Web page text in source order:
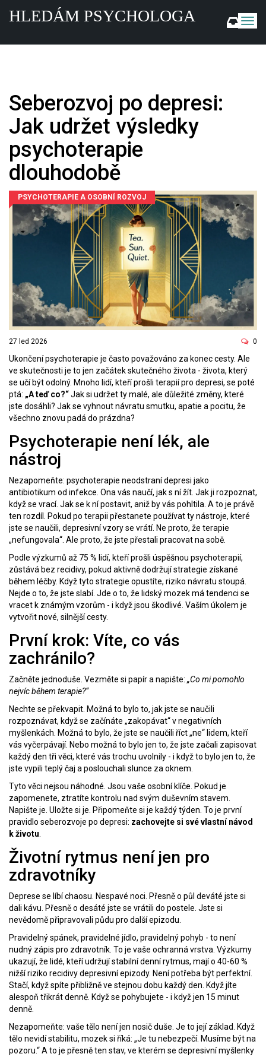
Z
b
i
HLEDÁM PSYCHOLOGA
Seberozvoj po depresi:
Jak udržet výsledky
psychoterapie
dlouhodobě
PSYCHOTERAPIE A OSOBNÍ ROZVOJ
27 led 2026 0
Ukončení psychoterapie je často považováno za konec cesty. Ale
ve skutečnosti je to jen začátek skutečného života - života, který
se učí být odolný. Mnoho lidí, kteří prošli terapií pro depresi, se poté
ptá: „A teď co?“Jak si udržet ty malé, ale důležité změny, které
jste dosáhli? Jak se vyhnout návratu smutku, apatie a pocitu, že
všechno znovu padá do prázdna?
Psychoterapie není lék, ale
nástroj
Nezapomeňte: psychoterapie neodstraní depresi jako
antibiotikum od infekce. Ona vás naučí, jak s ní žít. Jak ji rozpoznat,
když se vrací. Jak se k ní postavit, aniž by vás pohltila. A to je právě
ten rozdíl. Pokud po terapii přestanete používat ty nástroje, které
jste se naučili, depresivní vzory se vrátí. Ne proto, že terapie
„nefungovala“. Ale proto, že jste přestali pracovat na sobě.
Podle výzkumů až 75 % lidí, kteří prošli úspěšnou psychoterapií,
zůstává bez recidivy, pokud aktivně dodržují strategie získané
během léčby. Když tyto strategie opustíte, riziko návratu stoupá.
Nejde o to, že jste slabí. Jde o to, že lidský mozek má tendenci se
vracet k známým vzorům - i když jsou škodlivé. Vaším úkolem je
vytvořit nové, silnější cesty.
První krok: Víte, co vás
zachránilo?
Začněte jednoduše. Vezměte si papír a napište: „Co mi pomohlo
nejvíc během terapie?“
Nechte se překvapit. Možná to bylo to, jak jste se naučili
rozpoznávat, když se začínáte „zakopávat“ v negativních
myšlenkách. Možná to bylo, že jste se naučili říct „ne“ lidem, kteří
vás vyčerpávají. Nebo možná to bylo jen to, že jste začali zapisovat
každý den tři věci, které vás trochu uvolnily - i když to bylo jen to, že
jste vypili teplý čaj a poslouchali slunce za oknem.
Tyto věci nejsou náhodné. Jsou vaše osobní klíče. Pokud je
zapomenete, ztratíte kontrolu nad svým duševním stavem.
Napište je. Uložte si je. Připomeňte si je každý týden. To je první
pravidlo seberozvoje po depresi: zachovejte si své vlastní návod
k životu
Životní rytmus není jen pro
zdravotníky
Deprese se líbí chaosu. Nespavé noci. Přesně o půl deváté jste si
dali kávu. Přesně o desáté jste se vrátili do postele. Jste si
nevědomě připravovali půdu pro další epizodu.
Pravidelný spánek, pravidelné jídlo, pravidelný pohyb - to není
nudný zápis pro zdravotník. To je vaše ochranná vrstva. Výzkumy
ukazují, že lidé, kteří udržují stabilní denní rytmus, mají o 40-60 %
nižší riziko recidivy depresivní epizody. Není potřeba být perfektní.
Stačí, když spíte přibližně ve stejnou dobu každý den. Když jíte
alespoň třikrát denně. Když se pohybujete - i když jen 15 minut
denně.
Nezapomeňte: vaše tělo není jen nosič duše. Je to její základ. Když
tělo nevidí stabilitu, mozek si říká: „Je tu nebezpečí. Musíme být na
pozoru.“ A to je přesně ten stav, ve kterém se depresivní myšlenky